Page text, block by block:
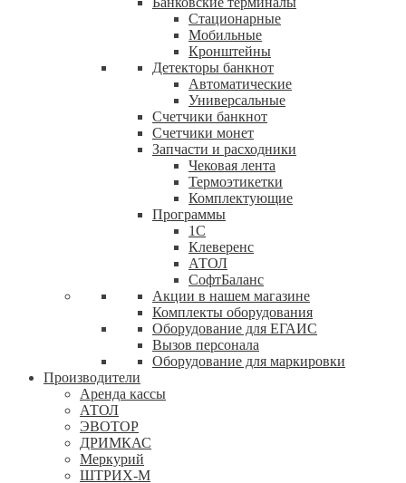
Стационарные
Мобильные
Кронштейны
Детекторы банкнот
Автоматические
Универсальные
Счетчики банкнот
Счетчики монет
Запчасти и расходники
Чековая лента
Термоэтикетки
Комплектующие
Программы
1С
Клеверенс
АТОЛ
СофтБаланс
Акции в нашем магазине
Комплекты оборудования
Оборудование для ЕГАИС
Вызов персонала
Оборудование для маркировки
Производители
Аренда кассы
АТОЛ
ЭВОТОР
ДРИМКАС
Меркурий
ШТРИХ-М